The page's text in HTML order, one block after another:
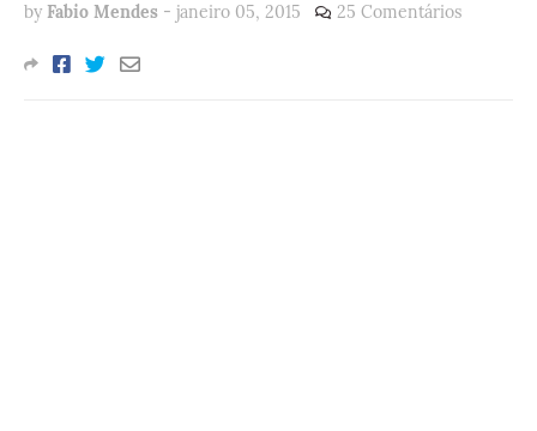
by Fabio Mendes - janeiro 05, 2015 25 Comentários